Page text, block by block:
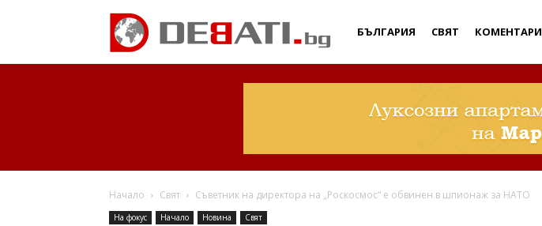
Дебати
БЪЛГАРИЯ СВЯТ КОМЕНТАРИ
Начало Свят Съветник на директора на „Роскосмос“ е обвинен в шпионаж за НАТО
На фокус Начало Новина Свят